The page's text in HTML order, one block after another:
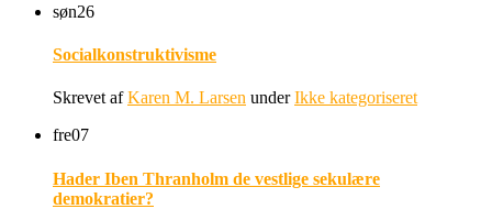
søn26
Socialkonstruktivisme
Skrevet afKaren M. Larsen underIkke kategoriseret
fre07
Hader Iben Thranholm de vestlige sekulære
demokratier?